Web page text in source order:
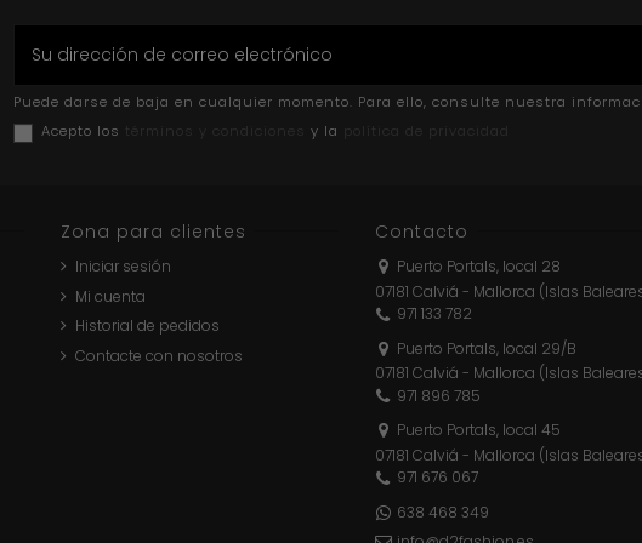
Puede darse de baja en cualquier momento. Para ello, consulte nuestra
Acepto los términos y condiciones y la política de privacidad
Zona para clientes
Iniciar sesión
Mi cuenta
Historial de pedidos
Contacte con nosotros
Contacto
Puerto Portals, local 28
07181 Calviá - Mallorca (Islas
971 133 782
Puerto Portals, local 29/B
07181 Calviá - Mallorca (Islas
971 896 785
Puerto Portals, local 45
07181 Calviá - Mallorca (Islas
971 676 067
638 468 349